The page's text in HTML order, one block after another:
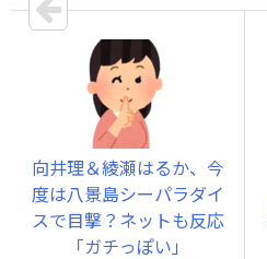
向井理＆綾瀬はるか、今
度は八景島シーパラダイ
スで目撃？ネットも反応
「ガチっぽい」